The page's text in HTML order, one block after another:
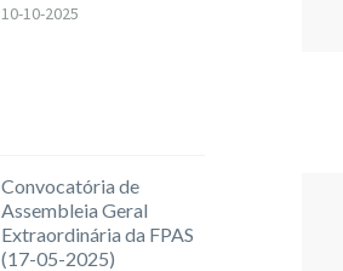
10-10-2025
Convocatória de
Assembleia Geral
Extraordinária da FPAS
(17-05-2025)